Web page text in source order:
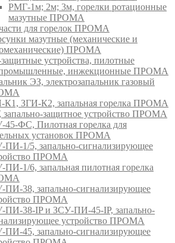
РМГ-1м; 2м; 3м, горелки ротационные
мазутные ПРОМА
для горелок ПРОМА
мазутные (механические и
ПРОМА
устройства, пилотные
промышленные, инжекционные ПРОМА
ЭЗ, электрозапальник газовый
К1, ЗГИ-К2, запальная горелка ПРОМА
запально-защитное устройство ПРОМА
45-ФС, Пилотная горелка для
установок ПРОМА
ПИ-1/5, запально-сигнализирующее
ПРОМА
ПИ-1/6, запальная пилотная горелка
ПИ-38, запально-сигнализирующее
ПРОМА
ПИ-38-IP и ЗСУ-ПИ-45-IP, запально-
устройство ПРОМА
ПИ-45, запально-сигнализирующее